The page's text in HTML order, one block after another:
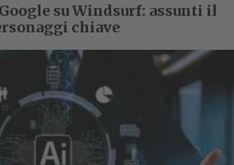
su Windsurf: assunti il
chiave